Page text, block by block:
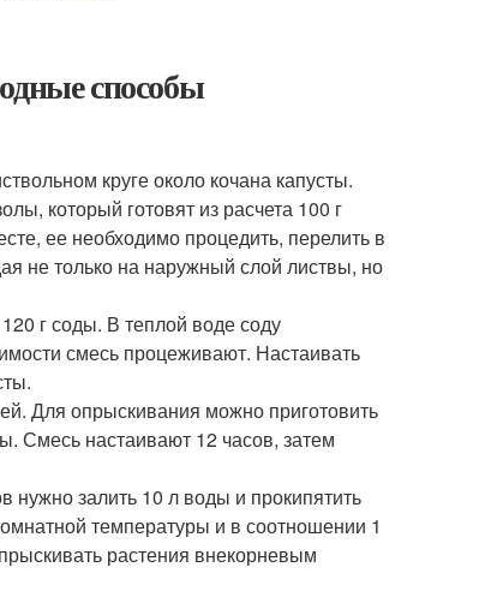
способы
круге около кочана капусты.
который готовят из расчета 100 г
ее необходимо процедить, перелить в
не только на наружный слой листвы, но
г соды. В теплой воде соду
смесь процеживают. Настаивать
Для опрыскивания можно приготовить
Смесь настаивают 12 часов, затем
залить 10 л воды и прокипятить
температуры и в соотношении 1
растения внекорневым